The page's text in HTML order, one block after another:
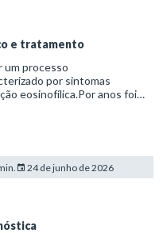
e tratamento
um processo
por sintomas
eosinofílica.Por anos foi
24 de junho de 2026